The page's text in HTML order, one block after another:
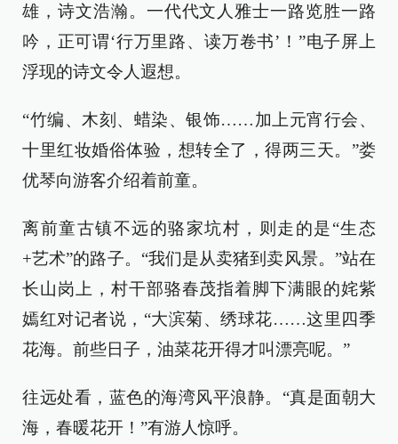
雄，诗文浩瀚。一代代文人雅士一路览胜一路
吟，正可谓‘行万里路、读万卷书’！”电子屏上
浮现的诗文令人遐想。
“竹编、木刻、蜡染、银饰……加上元宵行会、
十里红妆婚俗体验，想转全了，得两三天。”娄
优琴向游客介绍着前童。
离前童古镇不远的骆家坑村，则走的是“生态
+艺术”的路子。“我们是从卖猪到卖风景。”站在
长山岗上，村干部骆春茂指着脚下满眼的姹紫
嫣红对记者说，“大滨菊、绣球花……这里四季
花海。前些日子，油菜花开得才叫漂亮呢。”
往远处看，蓝色的海湾风平浪静。“真是面朝大
海，春暖花开！”有游人惊呼。